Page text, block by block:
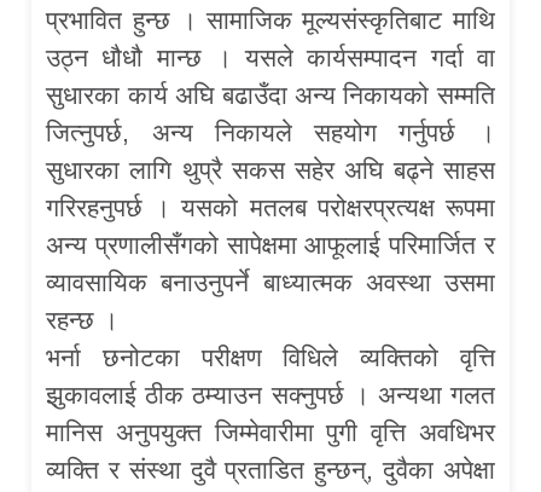
प्रभावित हुन्छ । सामाजिक मूल्यसंस्कृतिबाट माथि
उठ्न धौधौ मान्छ । यसले कार्यसम्पादन गर्दा वा
सुधारका कार्य अघि बढाउँदा अन्य निकायको सम्मति
जित्नुपर्छ, अन्य निकायले सहयोग गर्नुपर्छ ।
सुधारका लागि थुप्रै सकस सहेर अघि बढ्ने साहस
गरिरहनुपर्छ । यसको मतलब परोक्षरप्रत्यक्ष रूपमा
अन्य प्रणालीसँगको सापेक्षमा आफूलाई परिमार्जित र
व्यावसायिक बनाउनुपर्ने बाध्यात्मक अवस्था उसमा
रहन्छ ।
भर्ना छनोटका परीक्षण विधिले व्यक्तिको वृत्ति
झुकावलाई ठीक ठम्याउन सक्नुपर्छ । अन्यथा गलत
मानिस अनुपयुक्त जिम्मेवारीमा पुगी वृत्ति अवधिभर
व्यक्ति र संस्था दुवै प्रताडित हुन्छन्, दुवैका अपेक्षा